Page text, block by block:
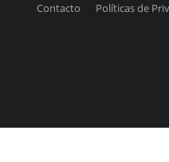
Contacto Políticas de